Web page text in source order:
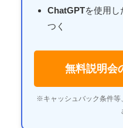
ChatGPTを使用し
つく
無料説明会
※キャッシュバック条件等